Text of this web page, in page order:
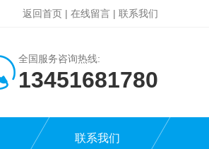
返回首页 | 在线留言 | 联系我们
全国服务咨询热线:
13451681780
联系我们